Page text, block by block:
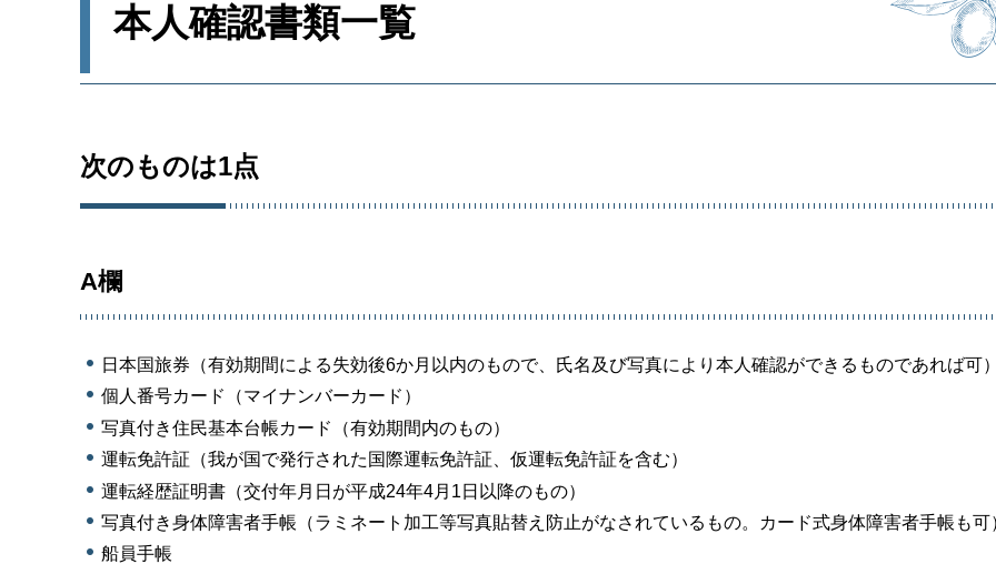
本人確認書類一覧
次のものは1点
A欄
日本国旅券（有効期間による失効後6か月以内のもので、氏名及び写真により本人確認ができるものであれば可
個人番号カード（マイナンバーカード）
写真付き住民基本台帳カード（有効期間内のもの）
運転免許証（我が国で発行された国際運転免許証、仮運転免許証を含む）
運転経歴証明書（交付年月日が平成24年4月1日以降のもの）
写真付き身体障害者手帳（ラミネート加工等写真貼替え防止がなされているもの。カード式身体障害者手帳も可
船員手帳